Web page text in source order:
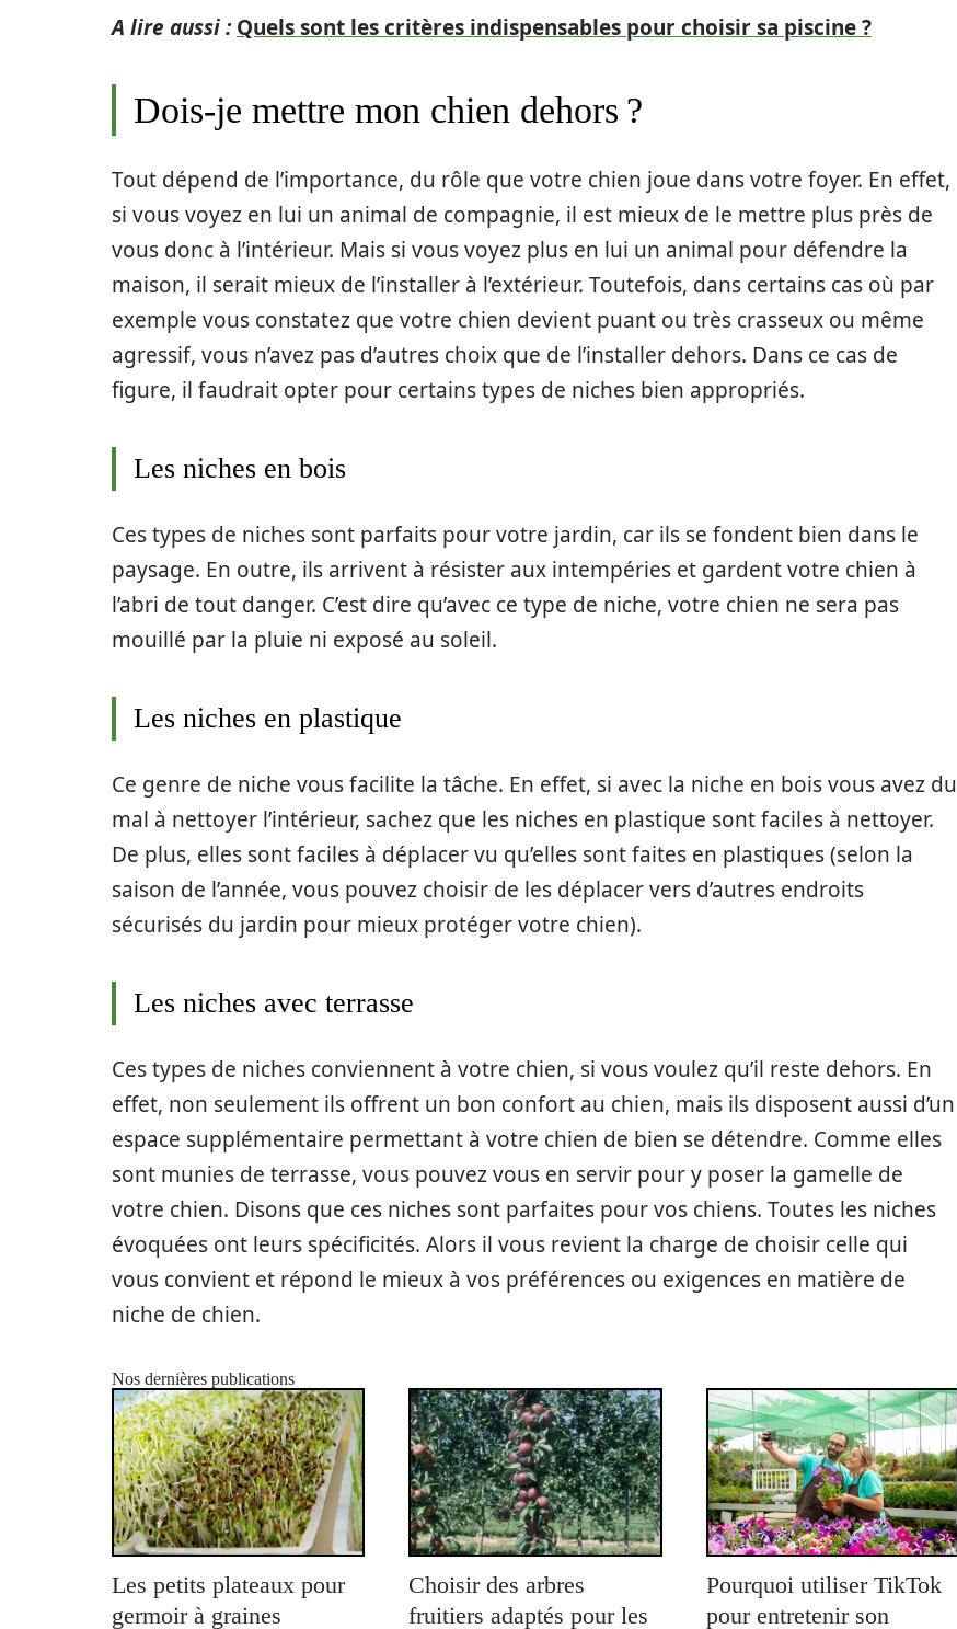
A lire aussi : Quels sont les critères indispensables pour choisir sa piscine ?
Dois-je mettre mon chien dehors ?
Tout dépend de l’importance, du rôle que votre chien joue dans votre foyer. En effet,
si vous voyez en lui un animal de compagnie, il est mieux de le mettre plus près de
vous donc à l’intérieur. Mais si vous voyez plus en lui un animal pour défendre la
maison, il serait mieux de l’installer à l’extérieur. Toutefois, dans certains cas où par
exemple vous constatez que votre chien devient puant ou très crasseux ou même
agressif, vous n’avez pas d’autres choix que de l’installer dehors. Dans ce cas de
figure, il faudrait opter pour certains types de niches bien appropriés.
Les niches en bois
Ces types de niches sont parfaits pour votre jardin, car ils se fondent bien dans le
paysage. En outre, ils arrivent à résister aux intempéries et gardent votre chien à
l’abri de tout danger. C’est dire qu’avec ce type de niche, votre chien ne sera pas
mouillé par la pluie ni exposé au soleil.
Les niches en plastique
Ce genre de niche vous facilite la tâche. En effet, si avec la niche en bois vous avez du
mal à nettoyer l’intérieur, sachez que les niches en plastique sont faciles à nettoyer.
De plus, elles sont faciles à déplacer vu qu’elles sont faites en plastiques (selon la
saison de l’année, vous pouvez choisir de les déplacer vers d’autres endroits
sécurisés du jardin pour mieux protéger votre chien).
Les niches avec terrasse
Ces types de niches conviennent à votre chien, si vous voulez qu’il reste dehors. En
effet, non seulement ils offrent un bon confort au chien, mais ils disposent aussi d’un
espace supplémentaire permettant à votre chien de bien se détendre. Comme elles
sont munies de terrasse, vous pouvez vous en servir pour y poser la gamelle de
votre chien. Disons que ces niches sont parfaites pour vos chiens. Toutes les niches
évoquées ont leurs spécificités. Alors il vous revient la charge de choisir celle qui
vous convient et répond le mieux à vos préférences ou exigences en matière de
niche de chien.
Nos dernières publications
Les petits plateaux pour
germoir à graines
Choisir des arbres
fruitiers adaptés pour les
Pourquoi utiliser TikTok
pour entretenir son